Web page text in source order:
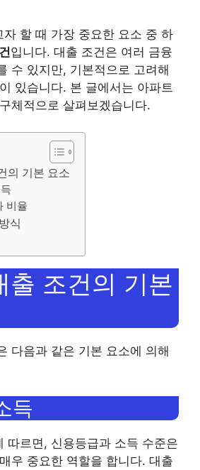
자 할 때 가장 중요한 요소 중 하
입니다. 대출 조건은 여러 금융
수 있지만, 기본적으로 고려해
있습니다. 본 글에서는 아파트
체적으로 살펴보겠습니다.
의 기본 요소
비율
식
출 조건의 기본
다음과 같은 기본 요소에 의해
득
따르면, 신용등급과 소득 수준은
우 중요한 역할을 합니다. 대출